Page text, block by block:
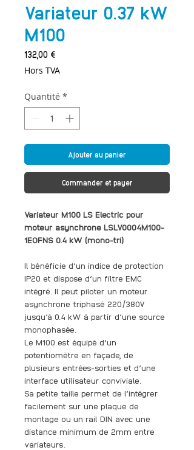
Variateur 0.37 kW
M100
132,00 €
Hors TVA
Quantité *
Ajouter au panier
Commander et payer
Variateur M100 LS Electric pour
moteur asynchrone LSLV0004M100-
1EOFNS 0.4 kW (mono-tri)
Il bénéficie d’un indice de protection
IP20 et dispose d’un filtre EMC
intégré. Il peut piloter un moteur
asynchrone triphasé 220/380V
jusqu’à 0.4 kW à partir d’une source
monophasée.
Le M100 est équipé d’un
potentiomètre en façade, de
plusieurs entrées-sorties et d’une
interface utilisateur conviviale.
Sa petite taille permet de l’intégrer
facilement sur une plaque de
montage ou un rail DIN avec une
distance minimum de 2mm entre
variateurs.